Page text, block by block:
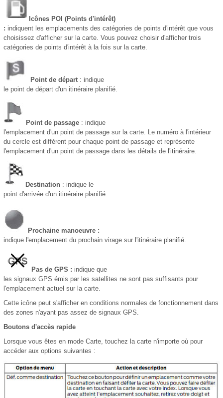
Icônes POI (Points d'intérêt)
: indiquent les emplacements des catégories de points d'intérêt que vous
choisissez d'afficher sur la carte. Vous pouvez choisir d'afficher trois
catégories de points d'intérêt à la fois sur la carte.
Point de départ : indique
le point de départ d'un itinéraire planifié.
Point de passage : indique
l'emplacement d'un point de passage sur la carte. Le numéro à l'intérieur
du cercle est différent pour chaque point de passage et représente
l'emplacement d'un point de passage dans les détails de l'itinéraire.
Destination : indique le
point d'arrivée d'un itinéraire planifié.
Prochaine manoeuvre :
indique l'emplacement du prochain virage sur l'itinéraire planifié.
Pas de GPS : indique que
les signaux GPS émis par les satellites ne sont pas suffisants pour
l'emplacement actuel sur la carte.
Cette icône peut s'afficher en conditions normales de fonctionnement dans
des zones n'ayant pas assez de signaux GPS.
Boutons d'accès rapide
Lorsque vous êtes en mode Carte, touchez la carte n'importe où pour
accéder aux options suivantes :